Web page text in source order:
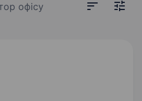
офісу